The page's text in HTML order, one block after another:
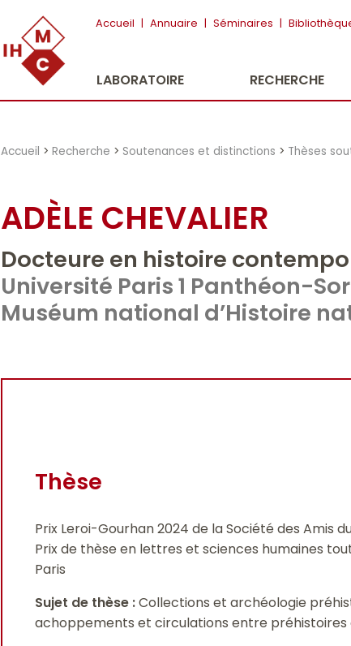
Accueil | Annuaire | Séminaires |
LABORATOIRE RECHERCHE
Accueil >Recherche > Soutenances et distinctions > Thèses
ADÈLE CHEVALIER
Docteure en histoire
Université Paris 1 Panthéon-
Muséum national d’Histoire
Thèse
Prix Leroi-Gourhan 2024 de la Société des Amis
Prix de thèse en lettres et sciences humaines
Paris
Sujet de thèse :Collections et archéologie
achoppements et circulations entre